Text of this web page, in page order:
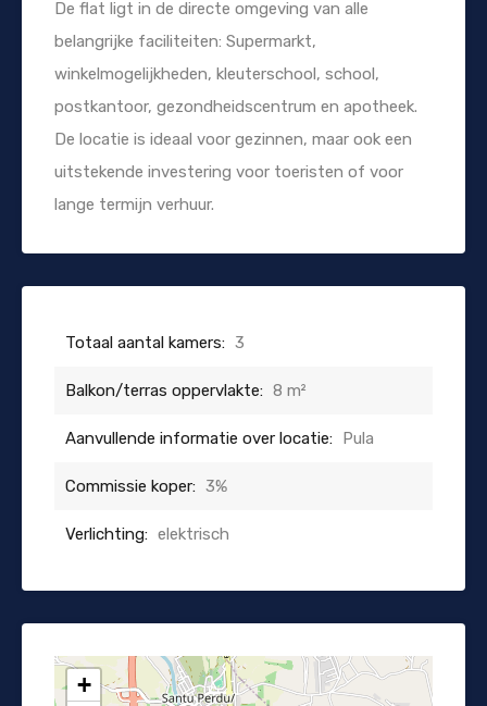
De flat ligt in de directe omgeving van alle
belangrijke faciliteiten: Supermarkt,
winkelmogelijkheden, kleuterschool, school,
postkantoor, gezondheidscentrum en apotheek.
De locatie is ideaal voor gezinnen, maar ook een
uitstekende investering voor toeristen of voor
lange termijn verhuur.
Totaal aantal kamers: 3
Balkon/terras oppervlakte: 8 m²
Aanvullende informatie over locatie: Pula
Commissie koper: 3%
Verlichting: elektrisch
+